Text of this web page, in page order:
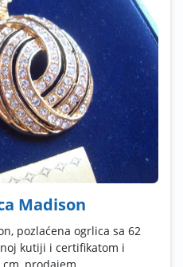
Madison
pozlaćena ogrlica sa 62
kutiji i certifikatom i